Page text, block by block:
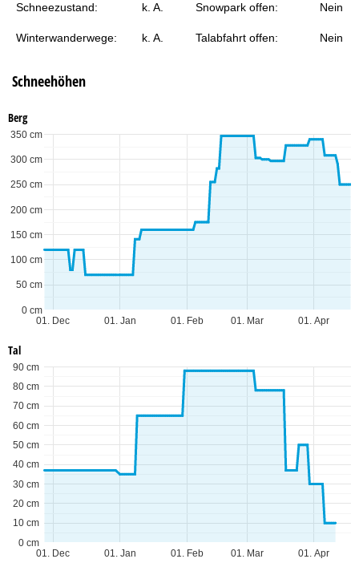
Schneezustand: k. A. Snowpark offen: Nein
Winterwanderwege: k. A. Talabfahrt offen: Nein
Schneehöhen
Berg
01. Dec 01. Jan 01. Feb 01. Mar 01. Apr
0 cm
50 cm
100 cm
150 cm
200 cm
250 cm
300 cm
350 cm
Tal
01. Dec 01. Jan 01. Feb 01. Mar 01. Apr
0 cm
10 cm
20 cm
30 cm
40 cm
50 cm
60 cm
70 cm
80 cm
90 cm